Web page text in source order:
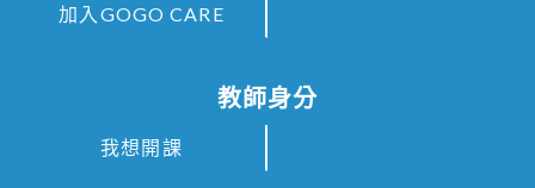
加入GOGO CARE
教師身分
我想開課